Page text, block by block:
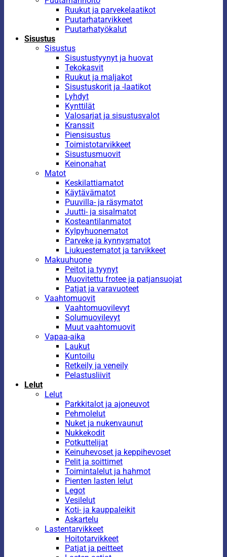
Ruukut ja parvekelaatikot
Puutarhatarvikkeet
Puutarhatyökalut
Sisustus
Sisustus
Sisustustyynyt ja huovat
Tekokasvit
Ruukut ja maljakot
Sisustuskorit ja -laatikot
Lyhdyt
Kynttilät
Valosarjat ja sisustusvalot
Kranssit
Piensisustus
Toimistotarvikkeet
Sisustusmuovit
Keinonahat
Matot
Keskilattiamatot
Käytävämatot
Puuvilla- ja räsymatot
Juutti- ja sisalmatot
Kosteantilanmatot
Kylpyhuonematot
Parveke ja kynnysmatot
Liukuestematot ja tarvikkeet
Makuuhuone
Peitot ja tyynyt
Muovitettu frotee ja patjansuojat
Patjat ja varavuoteet
Vaahtomuovit
Vaahtomuovilevyt
Solumuovilevyt
Muut vaahtomuovit
Vapaa-aika
Laukut
Kuntoilu
Retkeily ja veneily
Pelastusliivit
Lelut
Lelut
Parkkitalot ja ajoneuvot
Pehmolelut
Nuket ja nukenvaunut
Nukkekodit
Potkuttelijat
Keinuhevoset ja keppihevoset
Pelit ja soittimet
Toimintalelut ja hahmot
Pienten lasten lelut
Legot
Vesilelut
Koti- ja kauppaleikit
Askartelu
Lastentarvikkeet
Hoitotarvikkeet
Patjat ja peitteet